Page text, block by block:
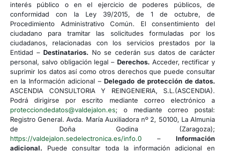
interés público o en el ejercicio de poderes públicos, de
conformidad con la Ley 39/2015, de 1 de octubre, de
Procedimiento Administrativo Común. El consentimiento del
ciudadano para tramitar las solicitudes formuladas por los
ciudadanos, relacionadas con los servicios prestados por la
Entidad –Destinatarios. No se cederán sus datos de carácter
personal, salvo obligación legal – Derechos.Acceder, rectificar y
suprimir los datos así como otros derechos que puede consultar
en la Información adicional –Delegado de protección de datos.
ASCENDIA CONSULTORIA Y REINGENIERIA, S.L.(ASCENDIA).
Podrá dirigirse por escrito mediante correo electrónico a
protecciondedatos@valdejalon.es; o mediante correo postal:
Registro General. Avda. María Auxiliadora nº 2, 50100, La Almunia
de Doña Godina (Zaragoza);
https://valdejalon.sedelectronica.es/info.0 – Información
adicional. Puede consultar toda la información adicional en